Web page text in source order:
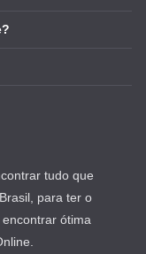
tudo que
para ter o
ótima